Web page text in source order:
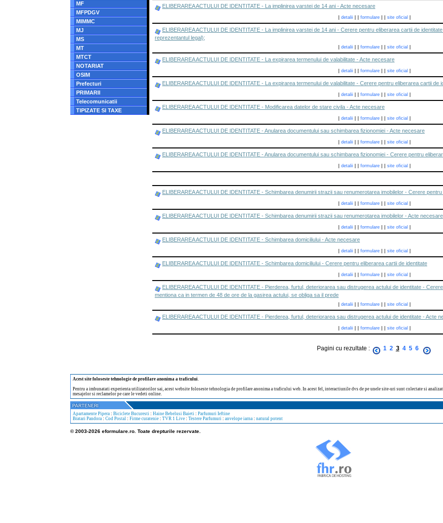
MF
MFPDGV
MIMMC
MJ
MS
MT
MTCT
NOTARIAT
OSIM
Prefecturi
PRIMARII
Telecomunicatii
TIPIZATE SI TAXE
ELIBERAREA ACTULUI DE IDENTITATE - La implinirea varstei de 14 ani - Acte necesare
| detalii| | formulare| | site oficial|
ELIBERAREA ACTULUI DE IDENTITATE - La implinirea varstei de 14 ani - Cerere pentru eliberarea cartii de
reprezentantul legal);
| detalii| | formulare| | site oficial|
ELIBERAREA ACTULUI DE IDENTITATE - La expirarea termenului de valabilitate - Acte necesare
| detalii| | formulare| | site oficial|
ELIBERAREA ACTULUI DE IDENTITATE - La expirarea termenului de valabilitate - Cerere pentru eliberarea cartii de
| detalii| | formulare| | site oficial|
ELIBERAREA ACTULUI DE IDENTITATE - Modificarea datelor de stare civila - Acte necesare
| detalii| | formulare| | site oficial|
ELIBERAREA ACTULUI DE IDENTITATE - Anularea documentului sau schimbarea fizionomiei - Acte necesare
| detalii| | formulare| | site oficial|
ELIBERAREA ACTULUI DE IDENTITATE - Anularea documentului sau schimbarea fizionomiei - Cerere pentru
| detalii| | formulare| | site oficial|
ELIBERAREA ACTULUI DE IDENTITATE - Schimbarea denumirii strazii sau renumerotarea imobilelor - Cerere
| detalii| | formulare| | site oficial|
ELIBERAREA ACTULUI DE IDENTITATE - Schimbarea denumirii strazii sau renumerotarea imobilelor - Acte necesare
| detalii| | formulare| | site oficial|
ELIBERAREA ACTULUI DE IDENTITATE - Schimbarea domiciliului - Acte necesare
| detalii| | formulare| | site oficial|
ELIBERAREA ACTULUI DE IDENTITATE - Schimbarea domiciliului - Cerere pentru eliberarea cartii de identitate
| detalii| | formulare| | site oficial|
ELIBERAREA ACTULUI DE IDENTITATE - Pierderea, furtul, deteriorarea sau distrugerea actului de identitate -
mentiona ca in termen de 48 de ore de la gasirea actului, se obliga sa il prede
| detalii| | formulare| | site oficial|
ELIBERAREA ACTULUI DE IDENTITATE - Pierderea, furtul, deteriorarea sau distrugerea actului de identitate - Acte
| detalii| | formulare| | site oficial|
Pagini cu rezultate : 1 2 3 4 5 6
Acest site foloseste tehnologie de profilare anonima a traficului.
Pentru a imbunatati experienta utilizatorilor sai, acest website foloseste tehnologia de profilare anonima a traficului web. In acest fel, interactiunile dvs de pe unele site-uri sunt colectate si
mesajelor si reclamelor pe care le vedeti online.
Apartamente Pipera : Biciclete Bucuresti : Haine Bebelusi Baieti : Parfumuri Ieftine
Bratari Pandora : Cod Postal : Firme curatenie : TVR 1 Live : Testere Parfumuri : anvelope iarna : natural potent
© 2003-2026 eformulare.ro. Toate drepturile rezervate.